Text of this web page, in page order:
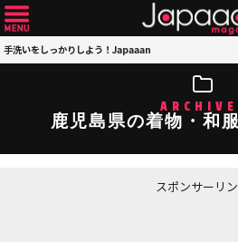
手洗いをしっかりしよう！Japaaan
鹿児島県の着物・和
スポンサーリ